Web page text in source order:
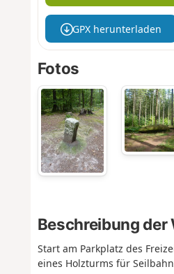
GPX herunterladen
Fotos
Beschreibung der
Start am Parkplatz des
eines Holzturms für